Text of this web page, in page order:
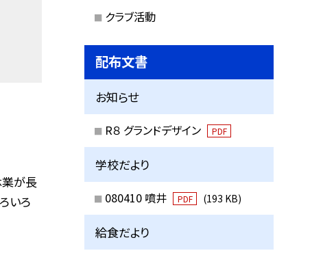
業が長
いろ
クラブ活動
配布文書
お知らせ
R８ グランドデザイン PDF
学校だより
080410 噴井 PDF (193 KB)
給食だより